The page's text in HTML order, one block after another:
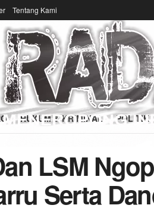
Tentang Kami
HUKUM & KRIMINAL POLITIK
LSM
Serta